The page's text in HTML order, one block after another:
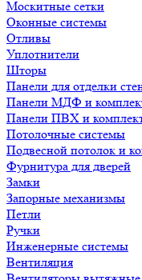
Москитные сетки
Оконные системы
Отливы
Уплотнители
Шторы
Панели для отделки
Панели МДФ и
Панели ПВХ и
Потолочные системы
Подвесной потолок и
Фурнитура для дверей
Замки
Запорные механизмы
Петли
Ручки
Инженерные системы
Вентиляция